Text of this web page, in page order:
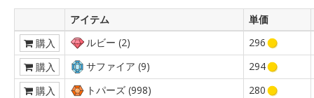
アイテム
単価
購入
ルビー (2)
296
購入
サファイア (9)
294
購入
トパーズ (998)
280